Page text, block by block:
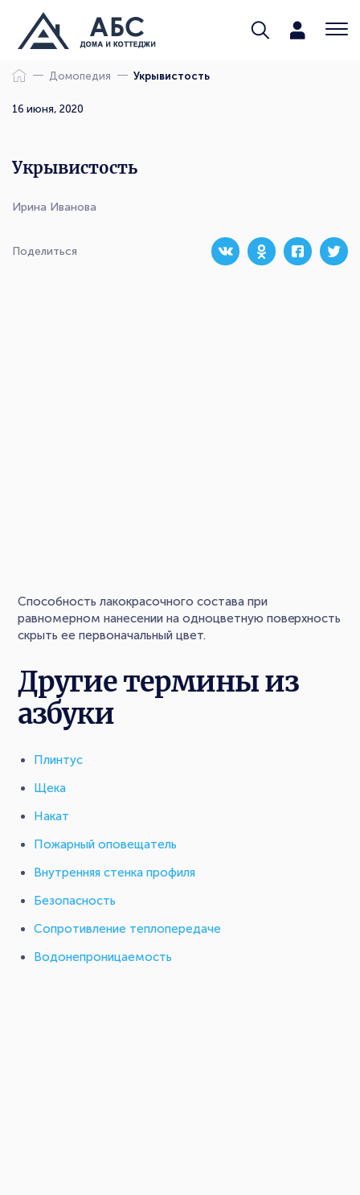
Домопедия Укрывистость
Ирина Иванова
16 июня, 2020
Укрывистость
Поделиться
Способность лакокрасочного состава при
равномерном нанесении на одноцветную поверхность
скрыть ее первоначальный цвет.
Другие термины из
азбуки
Плинтус
Щека
Накат
Пожарный оповещатель
Внутренняя стенка профиля
Безопасность
Сопротивление теплопередаче
Водонепроницаемость